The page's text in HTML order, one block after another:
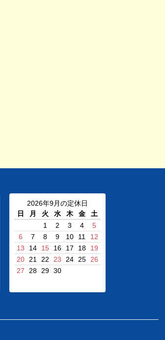
2026年9月の定休日
日
月 火 水 木 金
土
1
2 3 4
5
6
7 8 9 10 11
12
13
14 15 16 17 18
19
20
21 22 23 24 25
26
27
28 29 30